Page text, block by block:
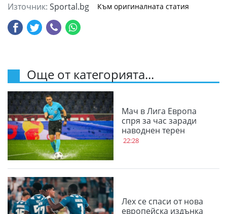
Източник: Sportal.bg Към оригиналната статия
Още от категорията...
Мач в Лига Европа
спря за час заради
наводнен терен
22:28
Лех се спаси от нова
европейска издънка